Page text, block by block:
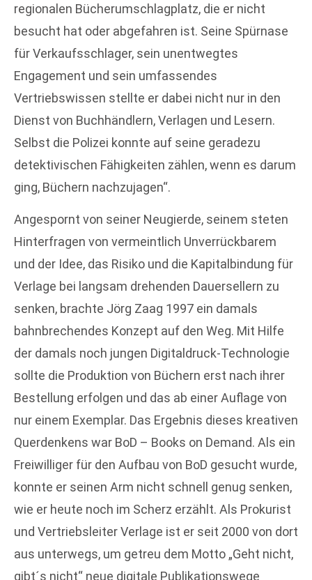
regionalen Bücherumschlagplatz, die er nicht
besucht hat oder abgefahren ist. Seine Spürnase
für Verkaufsschlager, sein unentwegtes
Engagement und sein umfassendes
Vertriebswissen stellte er dabei nicht nur in den
Dienst von Buchhändlern, Verlagen und Lesern.
Selbst die Polizei konnte auf seine geradezu
detektivischen Fähigkeiten zählen, wenn es darum
ging, Büchern nachzujagen“.
Angespornt von seiner Neugierde, seinem steten
Hinterfragen von vermeintlich Unverrückbarem
und der Idee, das Risiko und die Kapitalbindung für
Verlage bei langsam drehenden Dauersellern zu
senken, brachte Jörg Zaag 1997 ein damals
bahnbrechendes Konzept auf den Weg. Mit Hilfe
der damals noch jungen Digitaldruck-Technologie
sollte die Produktion von Büchern erst nach ihrer
Bestellung erfolgen und das ab einer Auﬂage von
nur einem Exemplar. Das Ergebnis dieses kreativen
Querdenkens war BoD – Books on Demand. Als ein
Freiwilliger für den Aufbau von BoD gesucht wurde,
konnte er seinen Arm nicht schnell genug senken,
wie er heute noch im Scherz erzählt. Als Prokurist
und Vertriebsleiter Verlage ist er seit 2000 von dort
aus unterwegs, um getreu dem Motto „Geht nicht,
gibt´s nicht“ neue digitale Publikationswege